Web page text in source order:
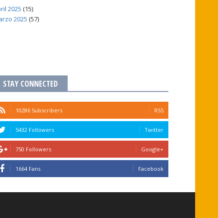
2025 (15)
2025 (57)
STAY CONNECTED
10286 Subscribers RSS
5432 Followers Twitter
750 Followers Google+
1664 Fans Facebook